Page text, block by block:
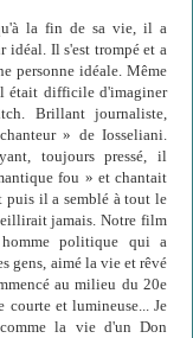
la fin de sa vie, il a
idéal. Il s'est trompé et a
personne idéale. Même
était difficile d'imaginer
Brillant journaliste,
» de Iosseliani.
toujours pressé, il
fou » et chantait
puis il a semblé à tout le
jamais. Notre film
politique qui a
gens, aimé la vie et rêvé
au milieu du 20e
courte et lumineuse... Je
la vie d'un Don